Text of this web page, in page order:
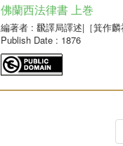
佛蘭西法律書 上巻
編著者 : 飜譯局譯述|［箕作
Publish Date : 1876